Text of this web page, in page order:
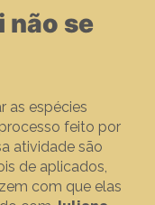
não se
as espécies
feito por
atividade são
de aplicados,
com que elas